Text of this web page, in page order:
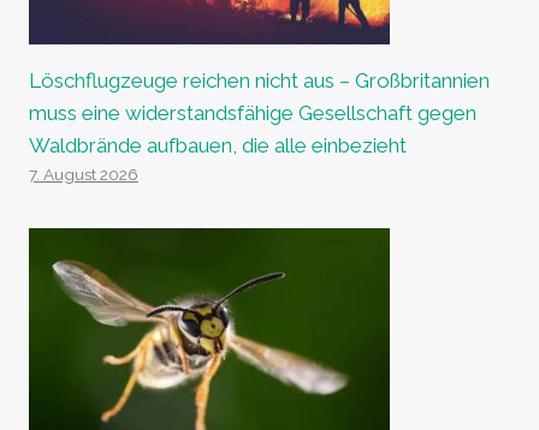
Löschflugzeuge reichen nicht aus – Großbritannien
muss eine widerstandsfähige Gesellschaft gegen
Waldbrände aufbauen, die alle einbezieht
7. August 2026